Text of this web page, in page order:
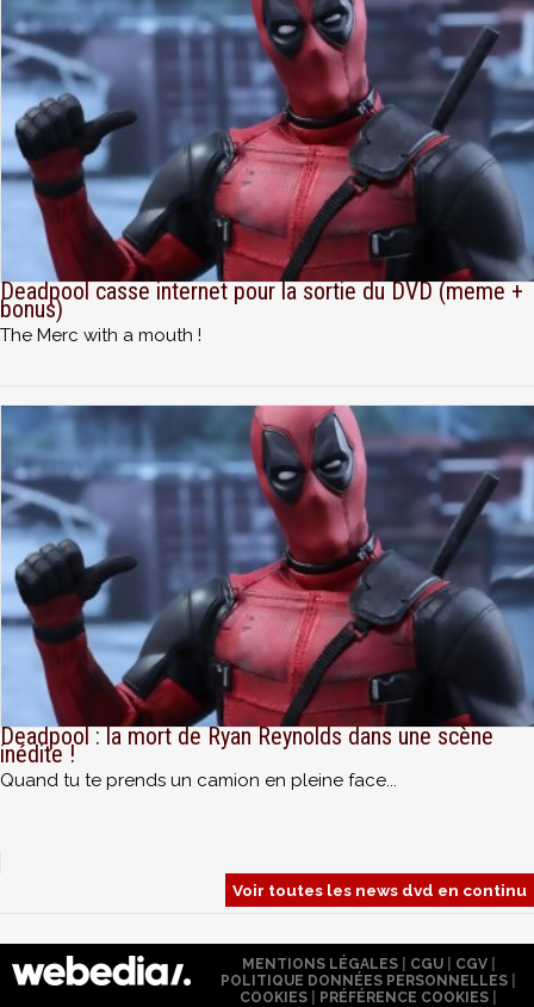
Deadpool casse internet pour la sortie du DVD (meme +
bonus)
The Merc with a mouth !
Deadpool : la mort de Ryan Reynolds dans une scène
inédite !
Quand tu te prends un camion en pleine face...
Voir toutes les news dvd en continu
MENTIONS LÉGALES| CGU| CGV|
POLITIQUE DONNÉES PERSONNELLES
COOKIES
PRÉFÉRENCE COOKIES